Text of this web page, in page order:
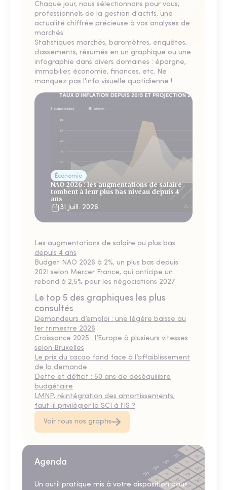
Chaque jour, nous sélectionnons pour vous,
professionnels de la gestion d'actifs, une
actualité chiffrée précieuse à vos analyses de
marchés.
Statistiques marchés, baromètres, enquêtes,
classements, résumés en un graphique ou une
infographie dans divers domaines : épargne,
immobilier, économie, finances, etc. Ne
manquez pas l'info visuelle quotidienne !
Économie
NAO 2026 : les augmentations de salaire
tombent à leur plus bas niveau depuis 4
ans
31 Juill. 2026
Les augmentations de salaire au plus bas
depuis 4 ans
Budget NAO 2026 à 2%, un plus bas depuis
2021 selon Mercer France, qui anticipe un
rebond à 2,5% pour les négociations 2027.
Le top 5 des graphiques les plus
consultés
Demandeurs d’emploi : une légère baisse au
1er trimestre 2026
Croissance 2025 : l’Europe à plusieurs vitesses
selon Bruxelles
Le prix du cacao fond face à l’affaiblissement
de la demande
Dette et déficit : 50 ans de déséquilibre
budgétaire
LMNP, réintégration des amortissements,
faut-il privilégier la SCI à l'IS ?
Voir tous nos graphs
Agenda
Un outil pratique mis à votre disposition pour